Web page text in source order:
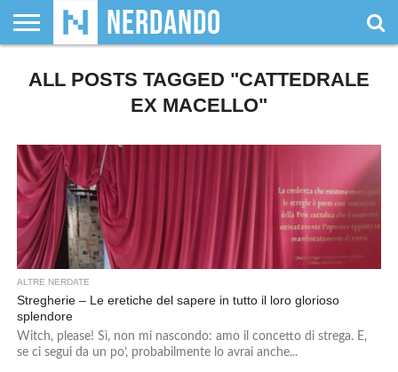
SIAMO
GIOCHI
DA
GIOCHI
DI
VIDEOGAMES
FILM
&
FUMETTI
& LIBRI
MAGIC:
THE
DUNGEONS
&
WRESTLING
NERDANDO
AWARDS
I
BOLLINI
ALL POSTS TAGGED "CATTEDRALE
EX MACELLO"
ALTRE NERDATE
Stregherie – Le eretiche del sapere in tutto il loro glorioso
splendore
Witch, please! Sì, non mi nascondo: amo il concetto di strega. E,
se ci segui da un po’, probabilmente lo avrai anche...